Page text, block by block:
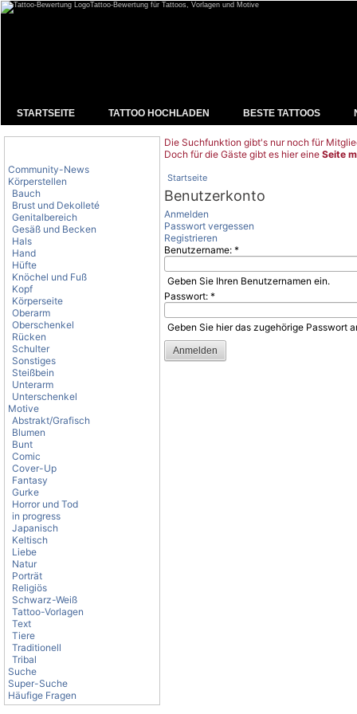
Tattoo-Bewertung für Tattoos, Vorlagen und Motive
STARTSEITE TATTOO HOCHLADEN BESTE TATTOOS
Community-News
Körperstellen
Bauch
Brust und Dekolleté
Genitalbereich
Gesäß und Becken
Hals
Hand
Hüfte
Knöchel und Fuß
Kopf
Körperseite
Oberarm
Oberschenkel
Rücken
Schulter
Sonstiges
Steißbein
Unterarm
Unterschenkel
Motive
Abstrakt/Grafisch
Blumen
Bunt
Comic
Cover-Up
Fantasy
Gurke
Horror und Tod
in progress
Japanisch
Keltisch
Liebe
Natur
Porträt
Religiös
Schwarz-Weiß
Tattoo-Vorlagen
Text
Tiere
Traditionell
Tribal
Suche
Super-Suche
Häufige Fragen
Die Suchfunktion gibt's nur noch für
Doch für die Gäste gibt es hier eine Seite
Startseite
Benutzerkonto
Anmelden
Passwort vergessen
Registrieren
Benutzername: *
Geben Sie Ihren Benutzernamen ein.
Passwort: *
Geben Sie hier das zugehörige Passwort